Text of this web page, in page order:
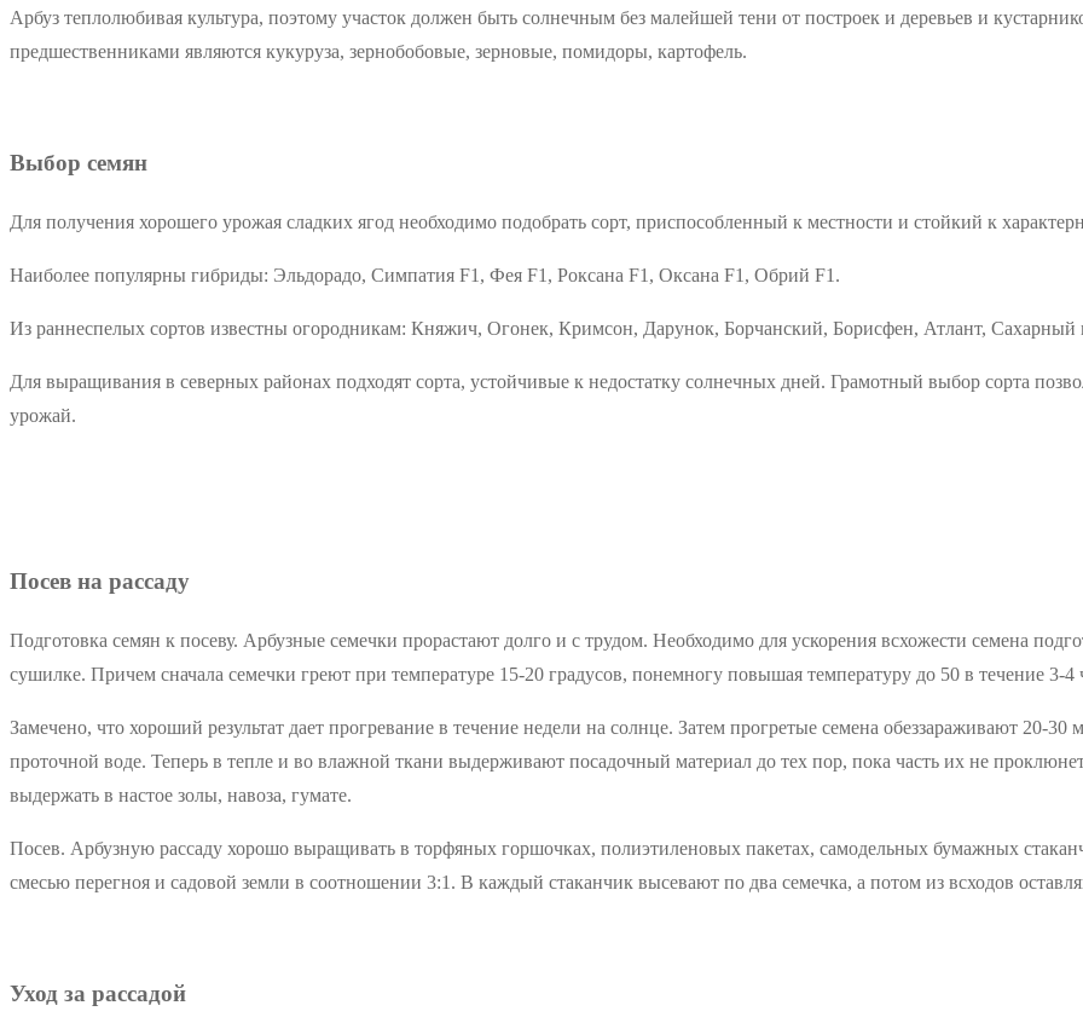
Арбуз теплолюбивая культура, поэтому участок должен быть солнечным без малейшей тени от построек и деревьев и
предшественниками являются кукуруза, зернобобовые, зерновые, помидоры, картофель.
Выбор семян
Для получения хорошего урожая сладких ягод необходимо подобрать сорт, приспособленный к местности и стойкий к
Наиболее популярны гибриды: Эльдорадо, Симпатия F1, Фея F1, Роксана F1, Оксана F1, Обрий F1.
Из раннеспелых сортов известны огородникам: Княжич, Огонек, Кримсон, Дарунок, Борчанский, Борисфен, Атлант,
Для выращивания в северных районах подходят сорта, устойчивые к недостатку солнечных дней. Грамотный выбор сорта
урожай.
Посев на рассаду
Подготовка семян к посеву. Арбузные семечки прорастают долго и с трудом. Необходимо для ускорения всхожести семена
сушилке. Причем сначала семечки греют при температуре 15-20 градусов, понемногу повышая температуру до 50 в течение 3-4
Замечено, что хороший результат дает прогревание в течение недели на солнце. Затем прогретые семена обеззараживают 20-
проточной воде. Теперь в тепле и во влажной ткани выдерживают посадочный материал до тех пор, пока часть их не
выдержать в настое золы, навоза, гумате.
Посев. Арбузную рассаду хорошо выращивать в торфяных горшочках, полиэтиленовых пакетах, самодельных бумажных
смесью перегноя и садовой земли в соотношении 3:1. В каждый стаканчик высевают по два семечка, а потом из всходов
Уход за рассадой